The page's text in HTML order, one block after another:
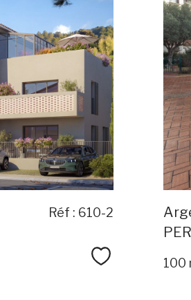
Réf : 610-2
Sélectionner
100